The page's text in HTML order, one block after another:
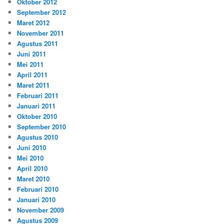
September 2012
Maret 2012
November 2011
Agustus 2011
Juni 2011
Mei 2011
April 2011
Maret 2011
Februari 2011
Januari 2011
Oktober 2010
September 2010
Agustus 2010
Juni 2010
Mei 2010
April 2010
Maret 2010
Februari 2010
Januari 2010
November 2009
Agustus 2009